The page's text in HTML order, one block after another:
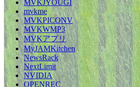
MVKJYOUGI
mvkme
MVKPICONV
MVKWMP3
MVKアプリ
MyJAMKitchen
NewsRack
NextLimit
NVIDIA
OPENREC